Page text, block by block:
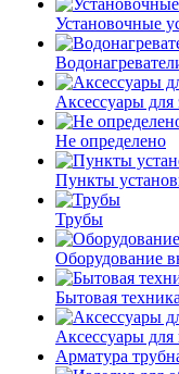
Установочные
Аксессуары для
Не определено
Пункты
Трубы
Оборудование
Бытовая
Аксессуары
Арматура